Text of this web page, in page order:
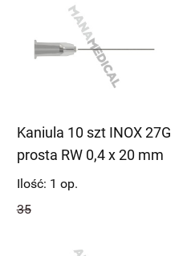
Kaniula 10 szt INOX 27G
prosta RW 0,4 x 20 mm
27045S/20
35
Ilość: 1 op.